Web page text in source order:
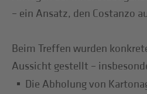
– ein Ansatz, den Costanzo
Beim Treffen wurden
Aussicht gestellt –
Die Abholung von